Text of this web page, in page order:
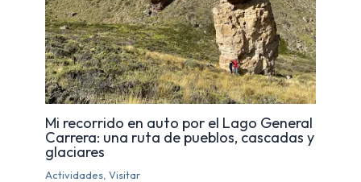
Mi recorrido en auto por el Lago General
Carrera: una ruta de pueblos, cascadas y
glaciares
Actividades ,Visitar